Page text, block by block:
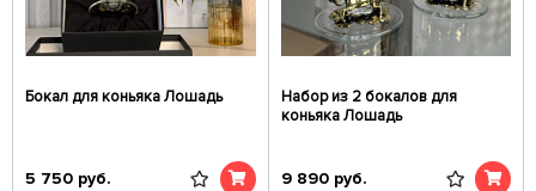
Бокал для коньяка Лошадь
5 750 руб.
Набор из 2 бокалов для
коньяка Лошадь
9 890 руб.